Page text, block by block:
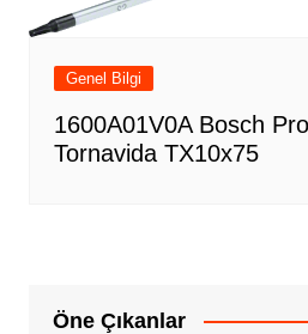
Genel Bilgi
1600A01V0A Bosch
Tornavida TX10x75
Öne Çıkanlar